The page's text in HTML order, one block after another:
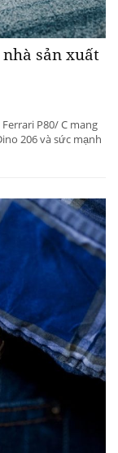
sản xuất
P80/ C mang
206 và sức mạnh